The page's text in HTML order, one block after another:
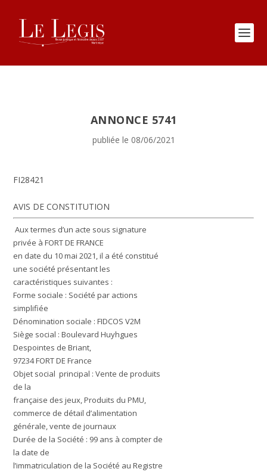
ANNONCE 5741
publiée le 08/06/2021
FI28421
AVIS DE CONSTITUTION
Aux termes d’un acte sous signature
privée à FORT DE FRANCE
en date du 10 mai 2021, il a été constitué
une société présentant les
caractéristiques suivantes :
Forme sociale : Société par actions
simplifiée
Dénomination sociale : FIDCOS V2M
Siège social : Boulevard Huyhgues
Despointes de Briant,
97234 FORT DE France
Objet social principal : Vente de produits
de la
française des jeux, Produits du PMU,
commerce de détail d’alimentation
générale, vente de journaux
Durée de la Société : 99 ans à compter de
la date de
l’immatriculation de la Société au Registre